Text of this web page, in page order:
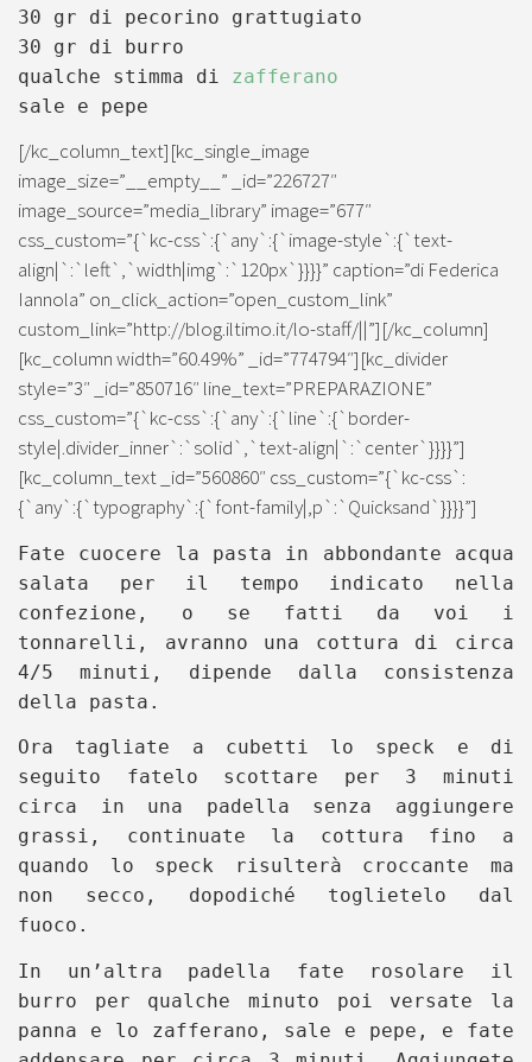
30 gr di pecorino grattugiato
30 gr di burro
qualche stimma di zafferano
sale e pepe
[/kc_column_text][kc_single_image
image_size=”__empty__” _id=”226727″
image_source=”media_library” image=”677″
css_custom=”{`kc-css`:{`any`:{`image-style`:{`text-
align|`:`left`,`width|img`:`120px`}}}}” caption=”di Federica
Iannola” on_click_action=”open_custom_link”
custom_link=”http://blog.iltimo.it/lo-staff/||”][/kc_column]
[kc_column width=”60.49%” _id=”774794″][kc_divider
style=”3″ _id=”850716″ line_text=”PREPARAZIONE”
css_custom=”{`kc-css`:{`any`:{`line`:{`border-
style|.divider_inner`:`solid`,`text-align|`:`center`}}}}”]
[kc_column_text _id=”560860″ css_custom=”{`kc-css`:
{`any`:{`typography`:{`font-family|,p`:`Quicksand`}}}}”]
Fate cuocere la pasta in abbondante acqua
salata per il tempo indicato nella
confezione, o se fatti da voi i
tonnarelli, avranno una cottura di circa
4/5 minuti, dipende dalla consistenza
della pasta.
Ora tagliate a cubetti lo speck e di
seguito fatelo scottare per 3 minuti
circa in una padella senza aggiungere
grassi, continuate la cottura fino a
quando lo speck risulterà croccante ma
non secco, dopodiché toglietelo dal
fuoco.
In un’altra padella fate rosolare il
burro per qualche minuto poi versate la
panna e lo zafferano, sale e pepe, e fate